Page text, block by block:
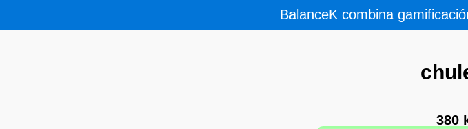
BalanceK combina
380